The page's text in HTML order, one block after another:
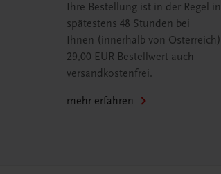
Ihre Bestellung ist in der Regel in
spätestens 48 Stunden bei
Ihnen (innerhalb von
29,00 EUR Bestellwert auch
versandkostenfrei.
mehr erfahren